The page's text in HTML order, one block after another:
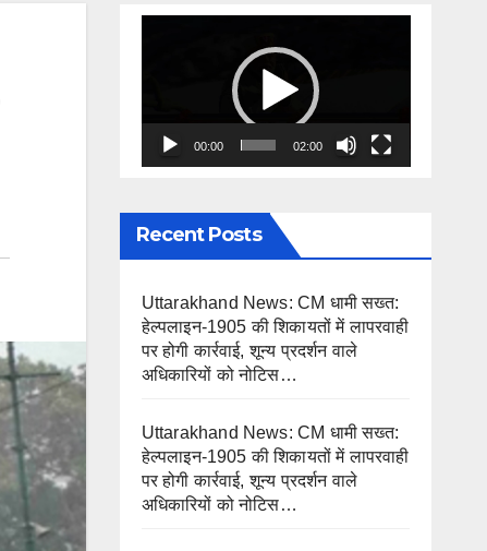
00:00 02:00
Recent Posts
Uttarakhand News: CM धामी सख्त:
हेल्पलाइन-1905 की शिकायतों में लापरवाही
पर होगी कार्रवाई, शून्य प्रदर्शन वाले
अधिकारियों को नोटिस…
Uttarakhand News: CM धामी सख्त:
हेल्पलाइन-1905 की शिकायतों में लापरवाही
पर होगी कार्रवाई, शून्य प्रदर्शन वाले
अधिकारियों को नोटिस…